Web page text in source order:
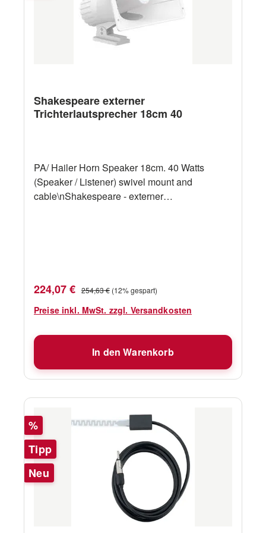
Shakespeare externer
Trichterlautsprecher 18cm 40
PA/ Hailer Horn Speaker 18cm. 40 Watts
(Speaker / Listener) swivel mount and
cable\nShakespeare - externer
Verkaufspreis:
224,07 € Regulärer Preis:
254,63 € (12% gespart)
Preise inkl. MwSt. zzgl. Versandkosten
In den Warenkorb
Rabatt
%
Tipp
Neu